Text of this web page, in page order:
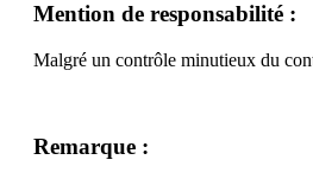
Mention de responsabilité :
Malgré un contrôle minutieux du
Remarque :